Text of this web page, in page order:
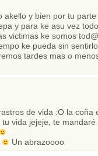
akello y bien por tu
y para ke asu vez
victimas ke somos
ke pueda sin
tardes mas o
de vida :O la coña
vida jejeje, te
Un abrazoooo